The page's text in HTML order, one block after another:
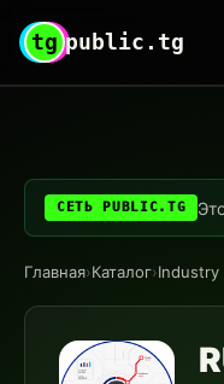
tg public.tg
СЕТЬ PUBLIC.TG
Главная›Каталог›Industry